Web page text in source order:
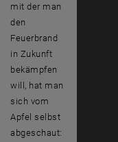
mit der man
den
Feuerbrand
in Zukunft
bekämpfen
will, hat man
sich vom
Apfel selbst
abgeschaut: